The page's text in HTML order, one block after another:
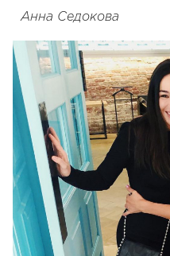
Анна Седокова